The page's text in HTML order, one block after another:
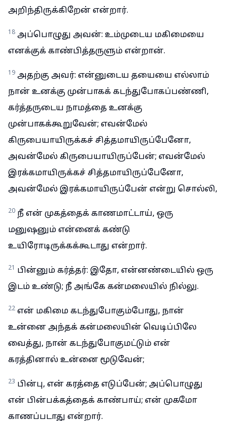
அறிந்திருக்கிறேன் என்றார்.
18 அப்பொழுது அவன்: உம்முடைய மகிமையை
எனக்குக் காண்பித்தருளும் என்றான்.
19 அதற்கு அவர்: என்னுடைய தயையை எல்லாம்
நான் உனக்கு முன்பாகக் கடந்துபோகப்பண்ணி,
கர்த்தருடைய நாமத்தை உனக்கு
முன்பாகக்கூறுவேன்; எவன்மேல்
கிருபையாயிருக்கச் சித்தமாயிருப்பேனோ,
அவன்மேல் கிருபையாயிருப்பேன்; எவன்மேல்
இரக்கமாயிருக்கச் சித்தமாயிருப்பேனோ,
அவன்மேல் இரக்கமாயிருப்பேன் என்று சொல்லி,
20 நீ என் முகத்தைக் காணமாட்டாய், ஒரு
மனுஷனும் என்னைக் கண்டு
உயிரோடிருக்கக்கூடாது என்றார்.
21 பின்னும் கர்த்தர்: இதோ, என்னண்டையில் ஒரு
இடம் உண்டு; நீ அங்கே கன்மலையில் நில்லு.
22 என் மகிமை கடந்துபோகும்போது, நான்
உன்னை அந்தக் கன்மலையின் வெடிப்பிலே
வைத்து, நான் கடந்துபோகுமட்டும் என்
கரத்தினால் உன்னை மூடுவேன்;
23 பின்பு, என் கரத்தை எடுப்பேன்; அப்பொழுது
என் பின்பக்கத்தைக் காண்பாய்; என் முகமோ
காணப்படாது என்றார்.